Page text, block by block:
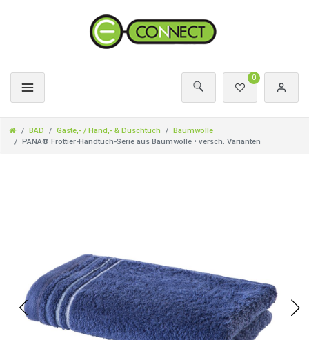
0
BAD Gäste,- / Hand,- & Duschtuch
Baumwolle
PANA® Frottier-Handtuch-Serie aus Baumwolle • versch. Varianten